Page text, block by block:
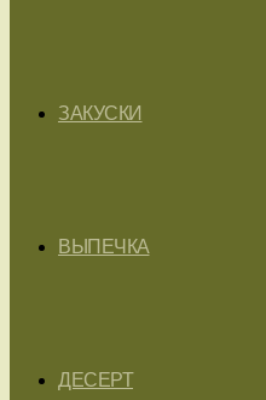
ЗАКУСКИ
ВЫПЕЧКА
ДЕСЕРТ